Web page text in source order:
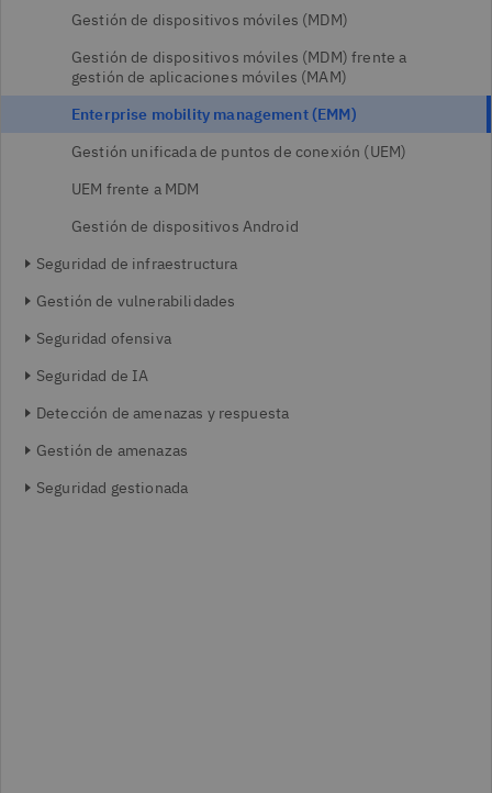
Gestión de dispositivos móviles (MDM)
Gestión de dispositivos móviles (MDM) frente a
gestión de aplicaciones móviles (MAM)
Enterprise mobility management (EMM)
Gestión unificada de puntos de conexión (UEM)
UEM frente a MDM
Gestión de dispositivos Android
Seguridad de infraestructura
Gestión de vulnerabilidades
Seguridad ofensiva
Seguridad de IA
Detección de amenazas y respuesta
Gestión de amenazas
Seguridad gestionada